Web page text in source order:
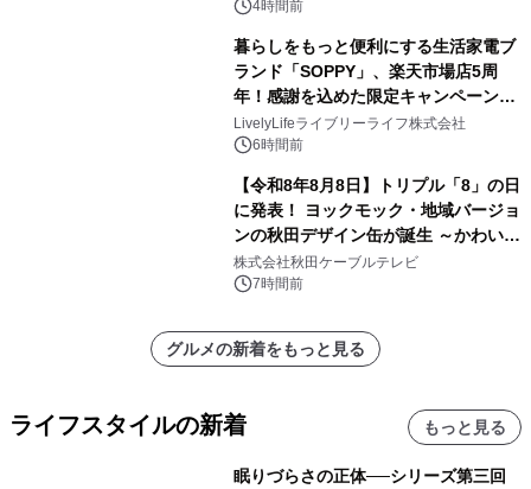
4時間前
暮らしをもっと便利にする生活家電ブ
ランド「SOPPY」、楽天市場店5周
年！感謝を込めた限定キャンペーンを
8月10日より開催
LivelyLifeライブリーライフ株式会社
6時間前
【令和8年8月8日】トリプル「8」の日
に発表！ ヨックモック・地域バージョ
ンの秋田デザイン缶が誕生 ～かわいい
秋田犬の子犬と秋田の四季と名所を巡
るパッケージ～ 9月1日(火)秋田県内で
株式会社秋田ケーブルテレビ
7時間前
グルメの新着をもっと見る
ライフスタイルの新着 もっと見る
眠りづらさの正体──シリーズ第三回